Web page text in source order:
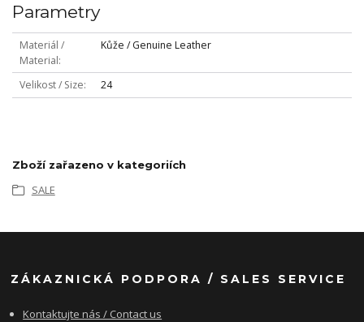
Parametry
Materiál /
Material
Kůže / Genuine Leather
Velikost / Size 24
Zboží zařazeno v kategoriích
SALE
ZÁKAZNICKÁ PODPORA / SALES SERVICE
Kontaktujte nás / Contact us